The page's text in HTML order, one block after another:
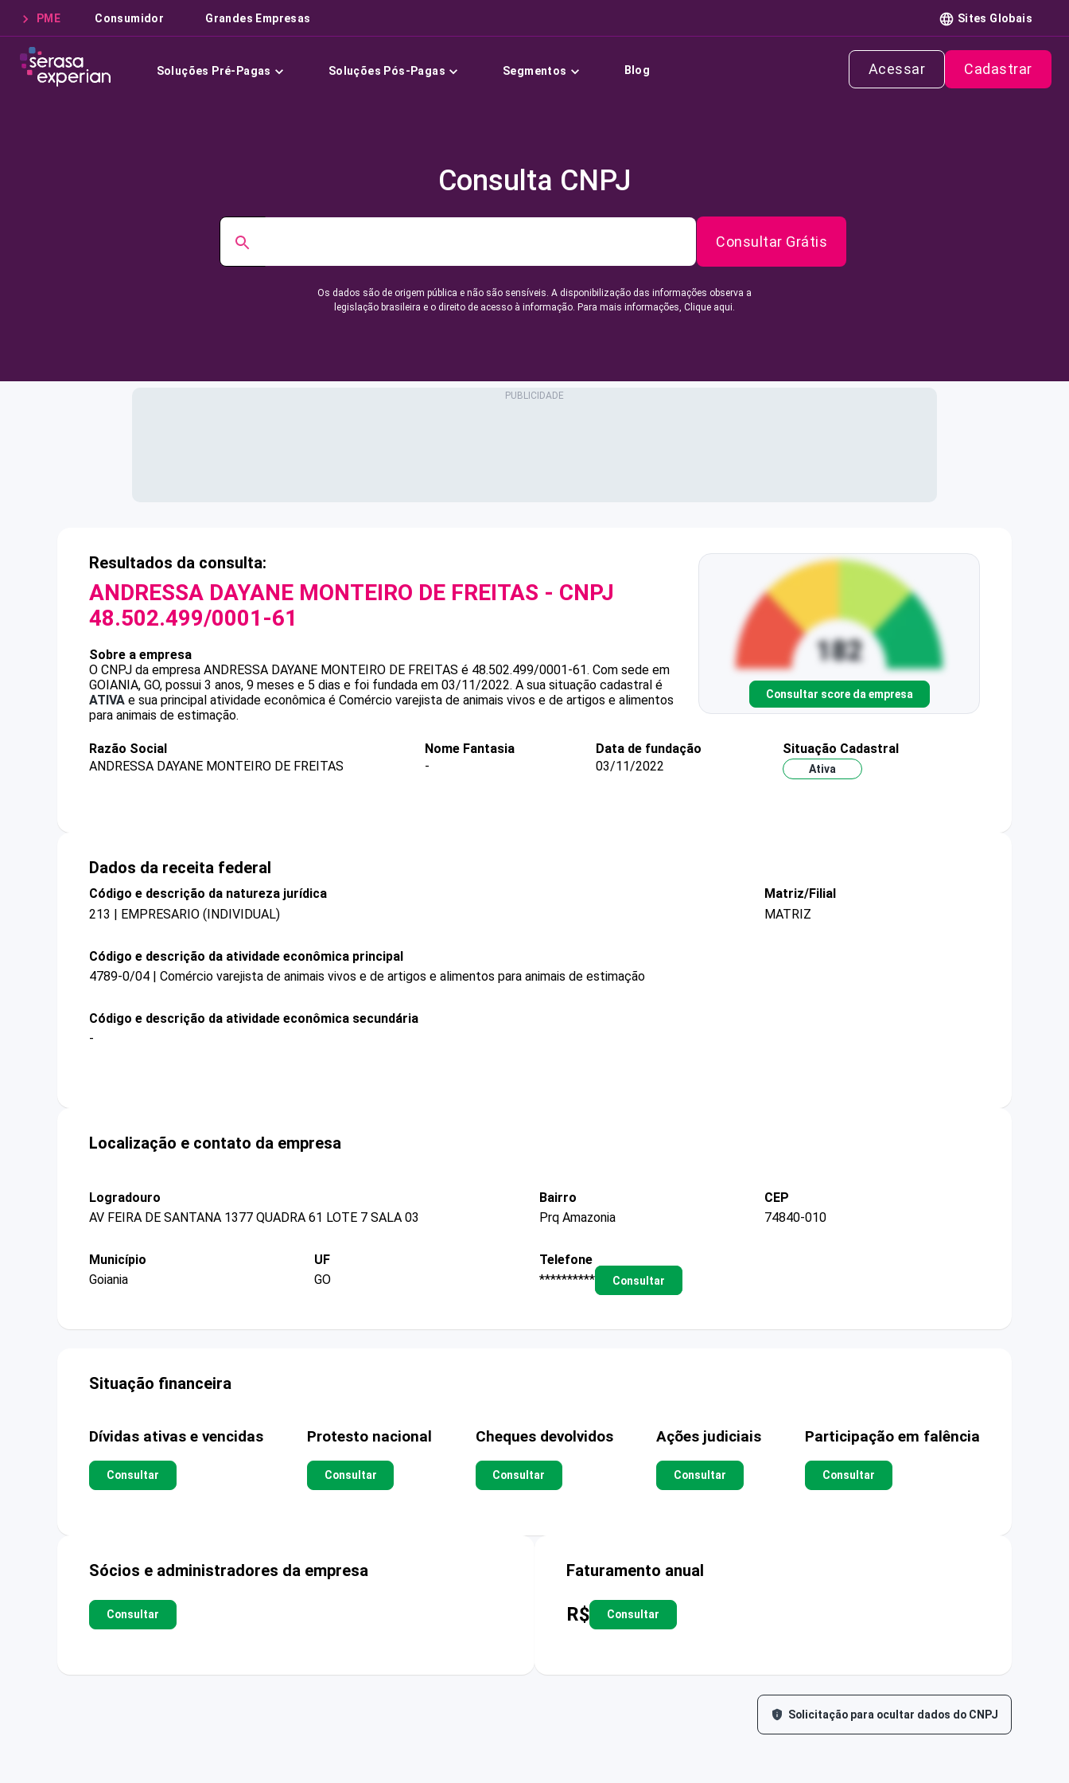
PME Consumidor Grandes Empresas Sites Globais
Soluções Pré-Pagas Soluções Pós-Pagas Segmentos Blog Acessar Cadastrar
Consulta CNPJ
Consultar Grátis
Os dados são de origem pública e não são sensíveis. A disponibilização das informações observa a
legislação brasileira e o direito de acesso à informação. Para mais informações, Clique aqui.
Resultados da consulta:
ANDRESSA DAYANE MONTEIRO DE FREITAS - CNPJ
48.502.499/0001-61
Sobre a empresa
O CNPJ da empresa ANDRESSA DAYANE MONTEIRO DE FREITAS é 48.502.499/0001-61. Com sede em
GOIANIA, GO, possui 3 anos, 9 meses e 5 dias e foi fundada em 03/11/2022. A sua situação cadastral é
ATIVA e sua principal atividade econômica é Comércio varejista de animais vivos e de artigos e alimentos
para animais de estimação.
Consultar score da empresa
Razão Social
ANDRESSA DAYANE MONTEIRO DE FREITAS
Nome Fantasia
-
Data de fundação
03/11/2022
Situação Cadastral
Ativa
Dados da receita federal
Código e descrição da natureza jurídica
213 | EMPRESARIO (INDIVIDUAL)
Matriz/Filial
MATRIZ
Código e descrição da atividade econômica principal
4789-0/04 | Comércio varejista de animais vivos e de artigos e alimentos para animais de estimação
Código e descrição da atividade econômica secundária
-
Localização e contato da empresa
Logradouro
AV FEIRA DE SANTANA 1377 QUADRA 61 LOTE 7 SALA 03
Bairro
Prq Amazonia
CEP
74840-010
Município
Goiania
UF
GO
Telefone
**********
Consultar
Situação financeira
Dívidas ativas e vencidas
Consultar
Protesto nacional
Consultar
Cheques devolvidos
Consultar
Ações judiciais
Consultar
Participação em falência
Consultar
Sócios e administradores da empresa
Consultar
Faturamento anual
R$ Consultar
Solicitação para ocultar dados do CNPJ